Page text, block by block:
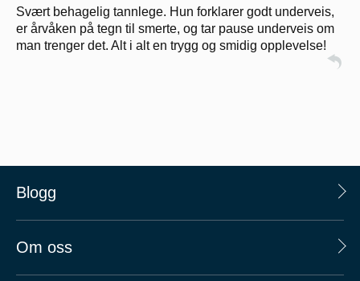
Svært behagelig tannlege. Hun forklarer godt underveis,
er årvåken på tegn til smerte, og tar pause underveis om
man trenger det. Alt i alt en trygg og smidig opplevelse!
Blogg
Om oss